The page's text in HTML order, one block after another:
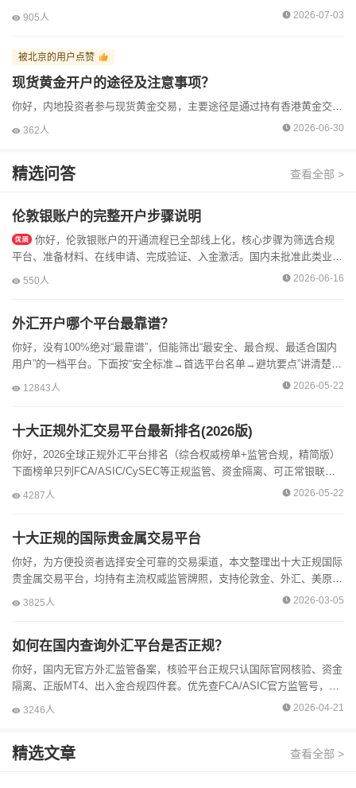
905人 2026-07-03
被北京的用户点赞
现货黄金开户的途径及注意事项？
你好，内地投资者参与现货黄金交易，主要途径是通过持有香港黄金交易所（HKGX）AA类牌照的境外行员平台办理线上开户。国内没有经批准的杠杆式现货黄金交易场所，这条路径是目前市场主流选择。以下是开户...
362人 2026-06-30
精选问答 查看全部 >
伦敦银账户的完整开户步骤说明
平台、准备材料、在线申请、完成验证、入金激活。国内未批准此类业
务，所有境外平台均属离岸展业，请务必自行核实监管资质。本人经验充
550人 2026-06-16
外汇开户哪个平台最靠谱？
你好，没有100%绝对“最靠谱”，但能筛出“最安全、最合规、最适合国内
用户”的一档平台。下面按“安全标准→首选平台名单→避坑要点”讲清楚
（内容仅为合规科普，不构成投资建议）。本人多年实...
12843人 2026-05-22
十大正规外汇交易平台最新排名(2026版)
你好，2026全球正规外汇平台排名（综合权威榜单+监管合规，精简版）
下面榜单只列FCA/ASIC/CySEC等正规监管、资金隔离、可正常银联出
入金、有中文服务的平台，按综合实力排序（2...
4287人 2026-05-22
十大正规的国际贵金属交易平台
你好，为方便投资者选择安全可靠的交易渠道，本文整理出十大正规国际
贵金属交易平台，均持有主流权威监管牌照，支持伦敦金、外汇、美原油
等品种，可使用MT4/MT5软件交易。这些平台资金隔离、...
3825人 2026-03-05
如何在国内查询外汇平台是否正规？
你好，国内无官方外汇监管备案，核验平台正规只认国际官网核验、资金
隔离、正版MT4、出入金合规四件套。优先查FCA/ASIC官方监管号，拒
绝离岸牌照；第三方平台仅作辅助，最终以监管官网结...
3246人 2026-04-21
精选文章 查看全部 >